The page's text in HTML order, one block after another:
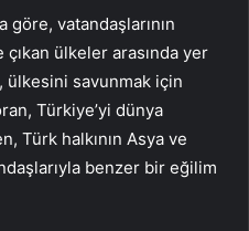
göre, vatandaşlarının
ülkeler arasında yer
ülkesini savunmak için
Türkiye’yi dünya
Türk halkının Asya ve
benzer bir eğilim